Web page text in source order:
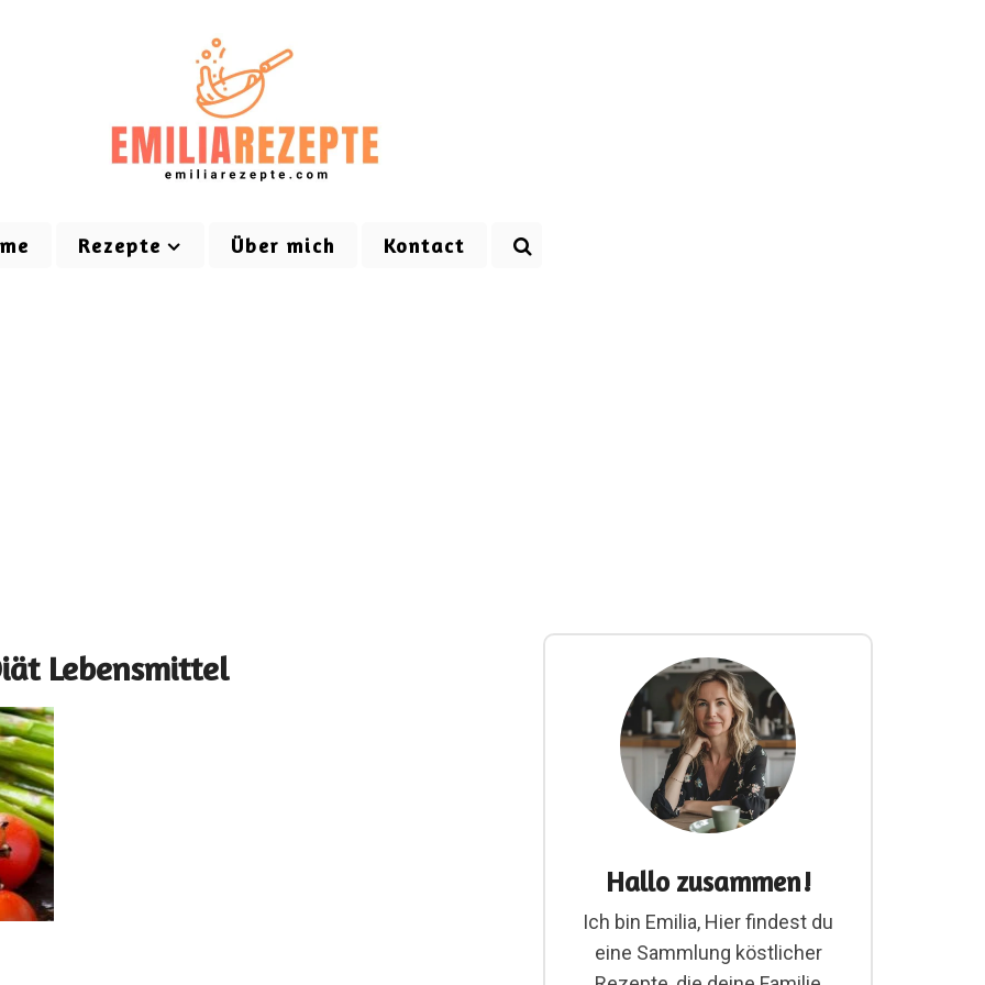
Rezepte Über mich Kontact
Lebensmittel
Hallo zusammen!
Ich bin Emilia, Hier findest du
eine Sammlung köstlicher